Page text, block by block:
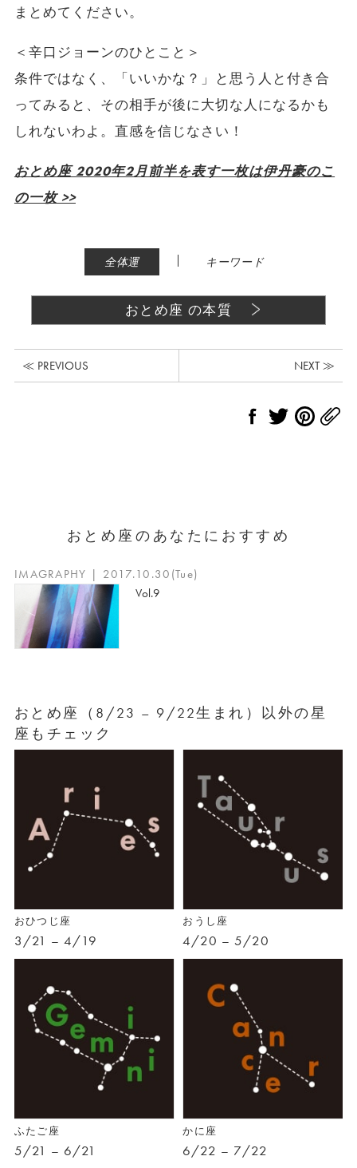
まとめてください。
＜辛口ジョーンのひとこと＞
条件ではなく、「いいかな？」と思う人と付き合
ってみると、その相手が後に大切な人になるかも
しれないわよ。直感を信じなさい！
おとめ座 2020年2月前半を表す一枚は伊丹豪のこ
の一枚 >>
全体運 | キーワード
おとめ座 の本質
≪ PREVIOUS NEXT ≫
おとめ座のあなたにおすすめ
IMAGRAPHY | 2017.10.30(Tue)
Vol.9
おとめ座（8/23 – 9/22生まれ）以外の星
座もチェック
おひつじ座
3/21 – 4/19
おうし座
4/20 – 5/20
ふたご座
5/21 – 6/21
かに座
6/22 – 7/22